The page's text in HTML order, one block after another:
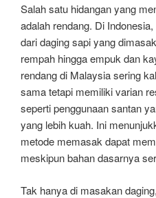
Salah satu hidangan yang
adalah rendang. Di
dari daging sapi yang
rempah hingga empuk dan
rendang di Malaysia sering
sama tetapi memiliki varian
seperti penggunaan santan
yang lebih kuah. Ini
metode memasak dapat
meskipun bahan dasarnya
Tak hanya di masakan